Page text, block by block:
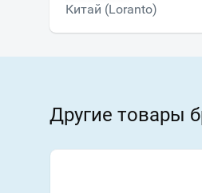
Китай (Loranto)
Другие товары